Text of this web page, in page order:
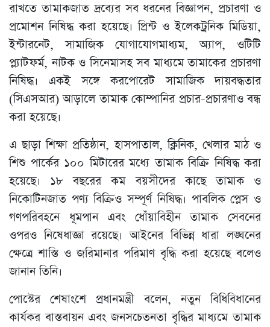
রাখতে তামাকজাত দ্রব্যের সব ধরনের বিজ্ঞাপন, প্রচারণা ও
প্রমোশন নিষিদ্ধ করা হয়েছে। প্রিন্ট ও ইলেকট্রনিক মিডিয়া,
ইন্টারনেট, সামাজিক যোগাযোগমাধ্যম, অ্যাপ, ওটিটি
প্ল্যাটফর্ম, নাটক ও সিনেমাসহ সব মাধ্যমে তামাকের প্রচারণা
নিষিদ্ধ। একই সঙ্গে করপোরেট সামাজিক দায়বদ্ধতার
(সিএসআর) আড়ালে তামাক কোম্পানির প্রচার-প্রচারণাও বন্ধ
করা হয়েছে।
এ ছাড়া শিক্ষা প্রতিষ্ঠান, হাসপাতাল, ক্লিনিক, খেলার মাঠ ও
শিশু পার্কের ১০০ মিটারের মধ্যে তামাক বিক্রি নিষিদ্ধ করা
হয়েছে। ১৮ বছরের কম বয়সীদের কাছে তামাক ও
নিকোটিনজাত পণ্য বিক্রিও সম্পূর্ণ নিষিদ্ধ। পাবলিক প্লেস ও
গণপরিবহনে ধূমপান এবং ধোঁয়াবিহীন তামাক সেবনের
ওপরও নিষেধাজ্ঞা রয়েছে। আইনের বিভিন্ন ধারা লঙ্ঘনের
ক্ষেত্রে শাস্তি ও জরিমানার পরিমাণ বৃদ্ধি করা হয়েছে বলেও
জানান তিনি।
পোস্টের শেষাংশে প্রধানমন্ত্রী বলেন, নতুন বিধিবিধানের
কার্যকর বাস্তবায়ন এবং জনসচেতনতা বৃদ্ধির মাধ্যমে তামাক